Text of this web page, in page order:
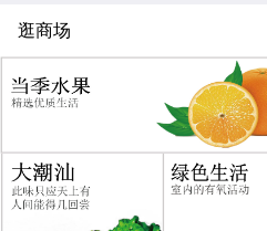
逛商场